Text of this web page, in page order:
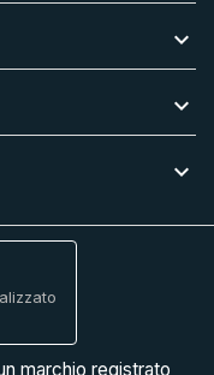



marchio registrato